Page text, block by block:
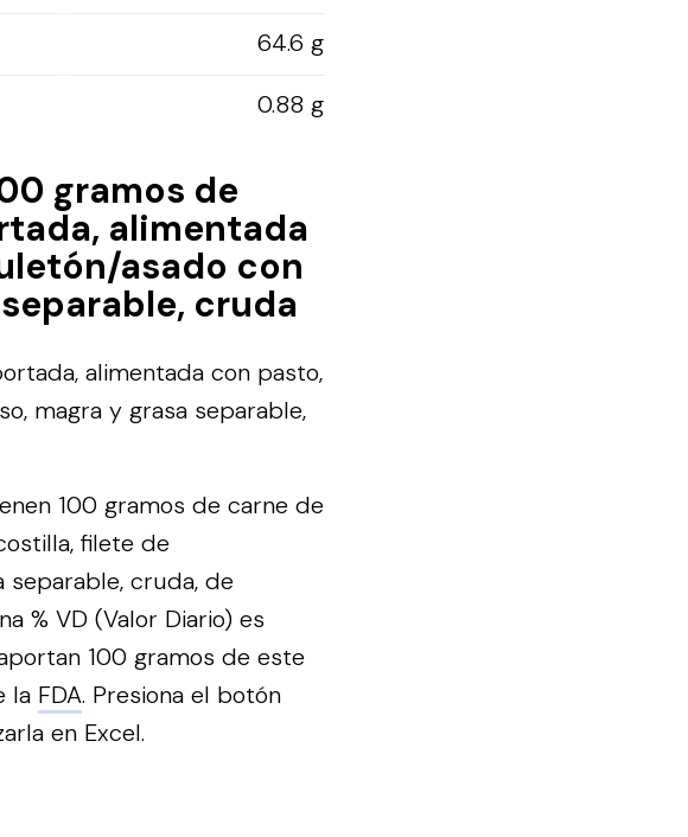
64.6 g
0.88 g
gramos de
alimentada
asado con
cruda
alimentada con pasto,
magra y grasa separable,
100 gramos de carne de
filete de
separable, cruda, de
% VD (Valor Diario) es
100 gramos de este
la FDA. Presiona el botón
en Excel.